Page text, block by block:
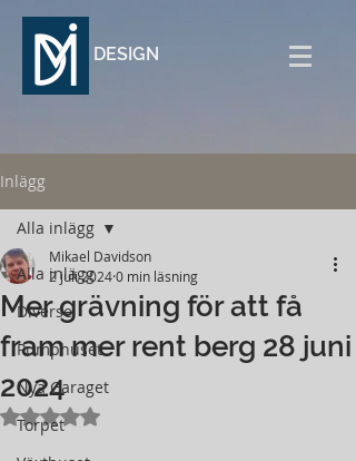
DESIGN
Inlägg
Alla inlägg
Diverse
Pumphuset
Nya Garaget
Torpet
Alla inlägg
Mer grävning för att få
fram mer rent berg 28 juni
2024
Mikael Davidson
2 juli 20240 min läsning
Betygsatt till NaN av 5 stjärnor.